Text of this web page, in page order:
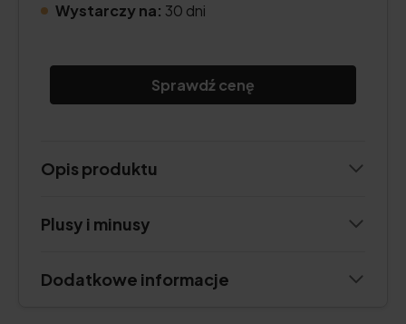
Wystarczy na: 30 dni
Sprawdź cenę
Opis produktu
Plusy i minusy
Dodatkowe informacje